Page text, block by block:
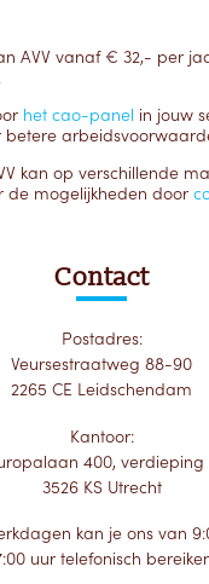
AVV vanaf € 32,- per
.
het cao-panel in jouw
betere
kan op verschillende
de mogelijkheden door
Contact
Postadres:
Veursestraatweg 88-90
2265 CE Leidschendam
Kantoor:
400, verdieping
3526 KS Utrecht
kan je ons van
uur telefonisch